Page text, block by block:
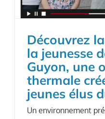
Découvrez
la jeunesse
Guyon, une
thermale
jeunes élus
Un environnement